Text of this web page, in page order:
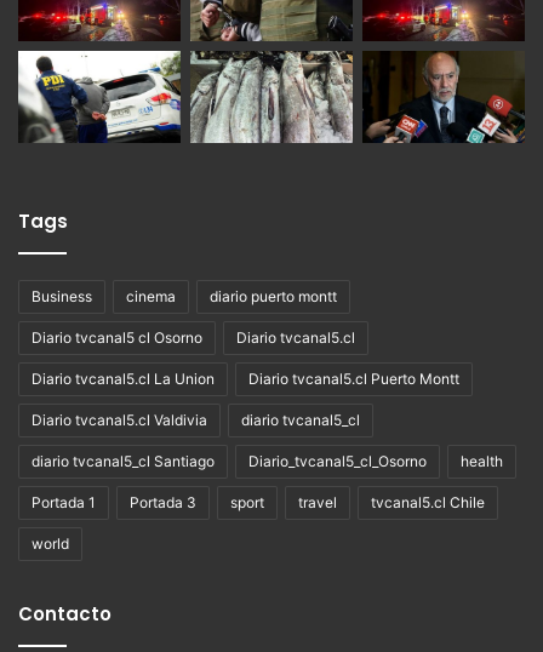
Tags
Business cinema diario puerto montt
Diario tvcanal5 cl Osorno Diario tvcanal5.cl
Diario tvcanal5.cl La Union Diario tvcanal5.cl Puerto Montt
Diario tvcanal5.cl Valdivia diario tvcanal5_cl
diario tvcanal5_cl Santiago Diario_tvcanal5_cl_Osorno health
Portada 1 Portada 3 sport travel tvcanal5.cl Chile
world
Contacto